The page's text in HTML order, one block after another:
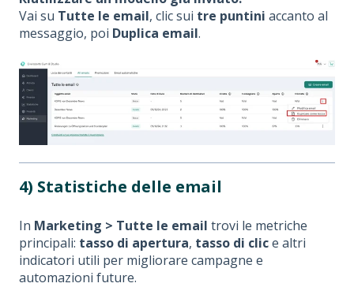
Vai su Tutte le email, clic sui tre puntini accanto al
messaggio, poi Duplica email.
4) Statistiche delle email
In Marketing > Tutte le email trovi le metriche
principali: tasso di apertura, tasso di clice altri
indicatori utili per migliorare campagne e
automazioni future.